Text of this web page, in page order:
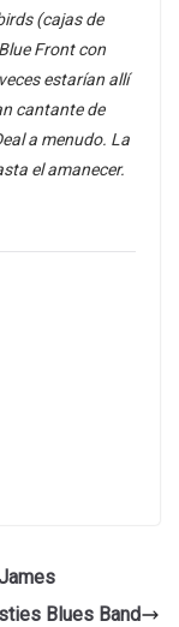
(cajas de
Front con
estarían allí
cantante de
a menudo. La
el amanecer.
Blues Band